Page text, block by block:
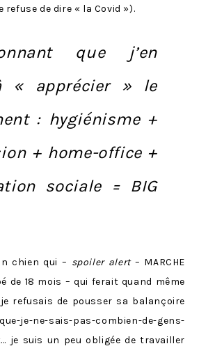
refuse de dire « la Covid »).
que j’en
« apprécier » le
: hygiénisme +
+ home-office +
sociale = BIG
chien qui – spoiler alert – MARCHE
de 18 mois – qui ferait quand même
refusais de pousser sa balançoire
je-ne-sais-pas-combien-de-gens-
je suis un peu obligée de travailler